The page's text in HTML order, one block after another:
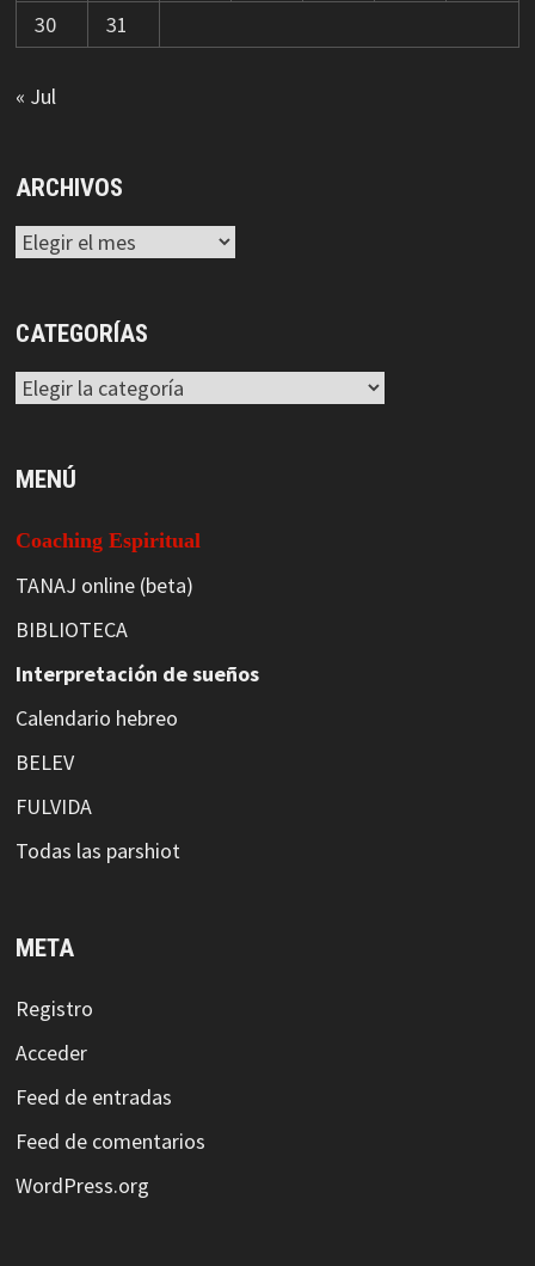
30
31
« Jul
ARCHIVOS
Archivos
CATEGORÍAS
Categorías
MENÚ
Coaching Espiritual
TANAJ online (beta)
BIBLIOTECA
Interpretación de sueños
Calendario hebreo
BELEV
FULVIDA
Todas las parshiot
META
Registro
Acceder
Feed de entradas
Feed de comentarios
WordPress.org